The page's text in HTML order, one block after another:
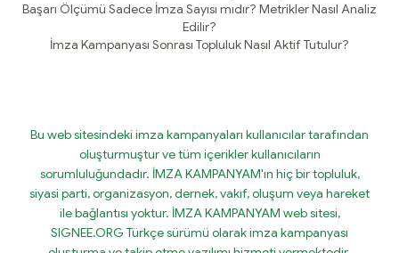
Başarı Ölçümü Sadece İmza Sayısı mıdır? Metrikler Nasıl Analiz
Edilir?
İmza Kampanyası Sonrası Topluluk Nasıl Aktif Tutulur?
Bu web sitesindeki imza kampanyaları kullanıcılar tarafından
oluşturmuştur ve tüm içerikler kullanıcıların
sorumluluğundadır. İMZA KAMPANYAM'ın hiç bir topluluk,
siyasi parti, organizasyon, dernek, vakıf, oluşum veya hareket
ile bağlantısı yoktur. İMZA KAMPANYAM web sitesi,
SIGNEE.ORG Türkçe sürümü olarak imza kampanyası